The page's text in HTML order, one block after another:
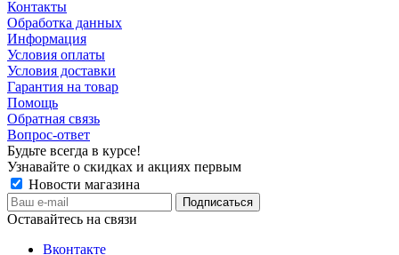
Контакты
Обработка данных
Информация
Условия оплаты
Условия доставки
Гарантия на товар
Помощь
Обратная связь
Вопрос-ответ
Будьте всегда в курсе!
Узнавайте о скидках и акциях первым
Новости магазина
Оставайтесь на связи
Вконтакте